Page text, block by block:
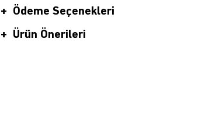
Ödeme Seçenekleri
Ürün Önerileri